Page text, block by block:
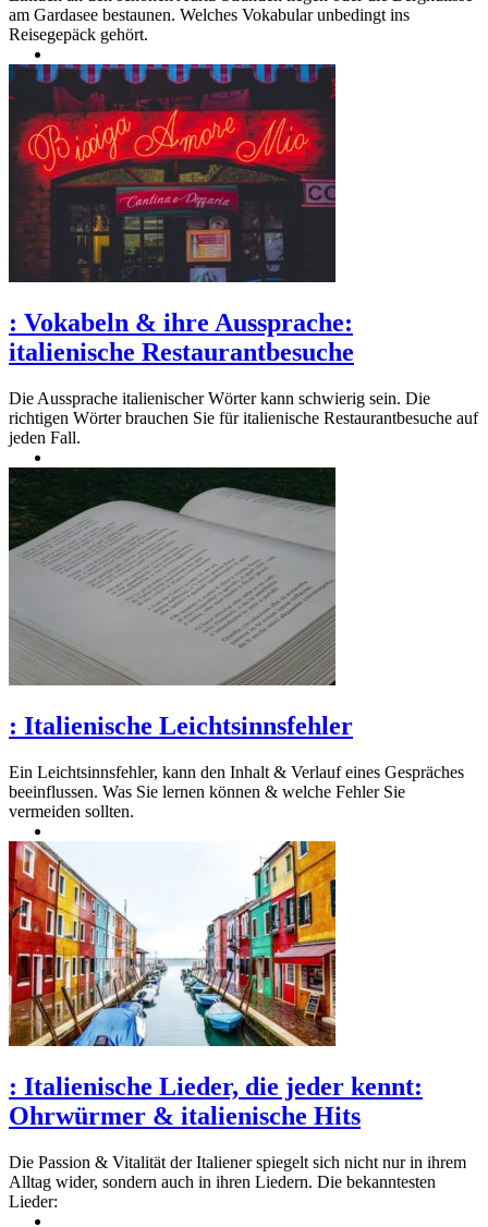
am Gardasee bestaunen. Welches Vokabular unbedingt ins
Reisegepäck gehört.
: Vokabeln & ihre Aussprache:
italienische Restaurantbesuche
Die Aussprache italienischer Wörter kann schwierig sein. Die
richtigen Wörter brauchen Sie für italienische Restaurantbesuche auf
jeden Fall.
: Italienische Leichtsinnsfehler
Ein Leichtsinnsfehler, kann den Inhalt & Verlauf eines Gespräches
beeinflussen. Was Sie lernen können & welche Fehler Sie
vermeiden sollten.
: Italienische Lieder, die jeder kennt:
Ohrwürmer & italienische Hits
Die Passion & Vitalität der Italiener spiegelt sich nicht nur in ihrem
Alltag wider, sondern auch in ihren Liedern. Die bekanntesten
Lieder: